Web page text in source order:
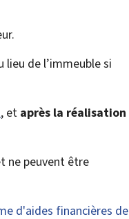
de l’immeuble si
, et après la réalisation
ne peuvent être
d'aides financières de